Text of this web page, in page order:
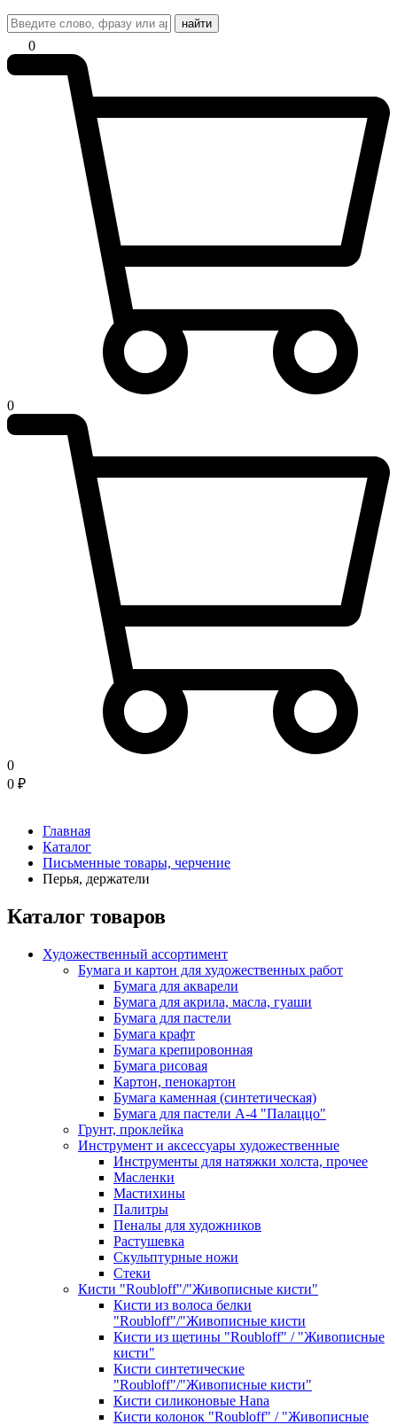
найти
0
0
0
0 ₽
Главная
Каталог
Письменные товары, черчение
Перья, держатели
Каталог товаров
Художественный ассортимент
Бумага и картон для художественных работ
Бумага для акварели
Бумага для акрила, масла, гуаши
Бумага для пастели
Бумага крафт
Бумага крепировонная
Бумага рисовая
Картон, пенокартон
Бумага каменная (синтетическая)
Бумага для пастели А-4 "Палаццо"
Грунт, проклейка
Инструмент и аксессуары художественные
Инструменты для натяжки холста, прочее
Масленки
Мастихины
Палитры
Пеналы для художников
Растушевка
Скульптурные ножи
Стеки
Кисти "Roubloff"/"Живописные кисти"
Кисти из волоса белки
"Roubloff"/"Живописные кисти
Кисти из щетины "Roubloff" / "Живописные
кисти"
Кисти синтетические
"Roubloff"/"Живописные кисти"
Кисти силиконовые Hana
Кисти колонок "Roubloff" / "Живописные